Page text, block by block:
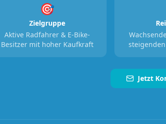
🎯
Zielgruppe
Aktive Radfahrer & E-Bike-
Besitzer mit hoher Kaufkraft
Jetzt